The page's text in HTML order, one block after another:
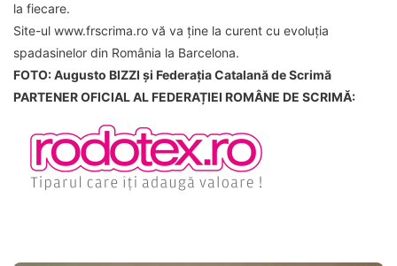
la fiecare.
Site-ul www.frscrima.ro vă va ține la curent cu evoluția
spadasinelor din România la Barcelona.
FOTO: Augusto BIZZI și Federația Catalană de Scrimă
PARTENER OFICIAL AL FEDERAȚIEI ROMÂNE DE SCRIMĂ: